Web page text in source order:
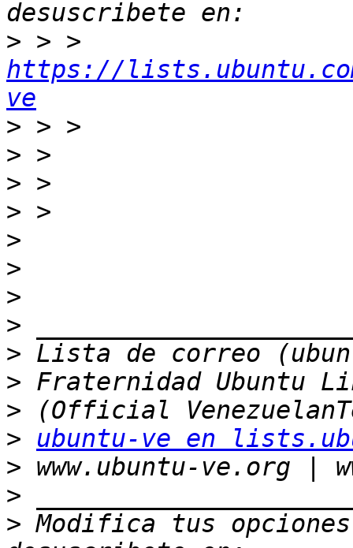
>
https://
ve
>
>
>
>
>
>
>
>
>
>
>
>
ubuntu-ve en
>
>
> Modifica tus